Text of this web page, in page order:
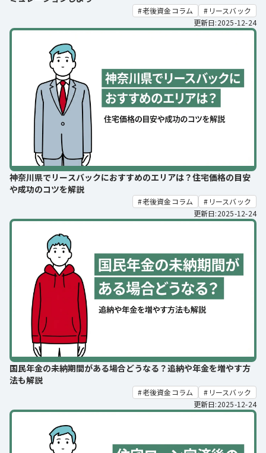
老後資金コラム
リースバック
更新日:2025-12-24
神奈川県でリースバックにおすすめのエリアは？住宅価格の目安
や成功のコツを解説
老後資金コラム
リースバック
更新日:2025-12-24
国民年金の未納期間がある場合どうなる？追納や年金を増やす方
法も解説
老後資金コラム
リースバック
更新日:2025-12-24